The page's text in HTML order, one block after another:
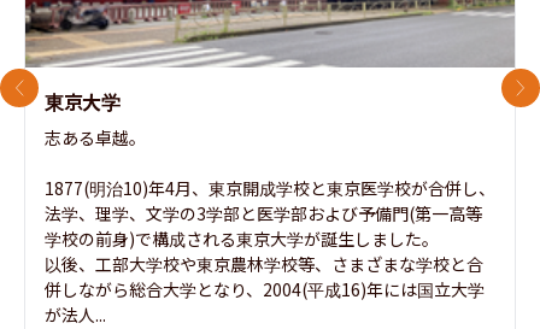
東京大学
志ある卓越。
1877(明治10)年4月、東京開成学校と東京医学校が合併し、
法学、理学、文学の3学部と医学部および予備門(第一高等
学校の前身)で構成される東京大学が誕生しました。
以後、工部大学校や東京農林学校等、さまざまな学校と合
併しながら総合大学となり、2004(平成16)年には国立大学
が法人...
前のスライド 次